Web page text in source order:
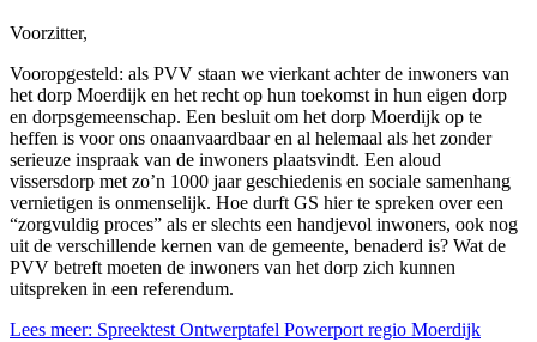
Voorzitter,
Vooropgesteld: als PVV staan we vierkant achter de inwoners van
het dorp Moerdijk en het recht op hun toekomst in hun eigen dorp
en dorpsgemeenschap. Een besluit om het dorp Moerdijk op te
heffen is voor ons onaanvaardbaar en al helemaal als het zonder
serieuze inspraak van de inwoners plaatsvindt. Een aloud
vissersdorp met zo’n 1000 jaar geschiedenis en sociale samenhang
vernietigen is onmenselijk. Hoe durft GS hier te spreken over een
“zorgvuldig proces” als er slechts een handjevol inwoners, ook nog
uit de verschillende kernen van de gemeente, benaderd is? Wat de
PVV betreft moeten de inwoners van het dorp zich kunnen
uitspreken in een referendum.
Lees meer: Spreektest Ontwerptafel Powerport regio Moerdijk